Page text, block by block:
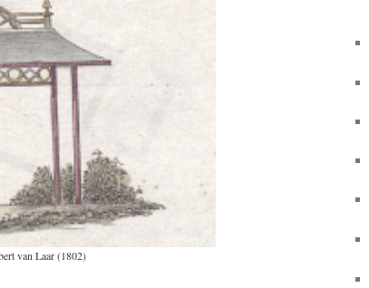
van Laar (1802)